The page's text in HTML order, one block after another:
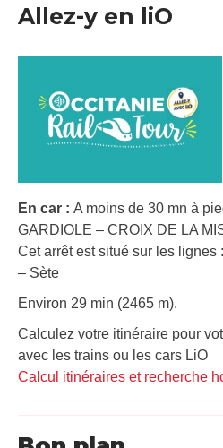
Allez-y en liO
En car : A moins de 30 mn à
GARDIOLE – CROIX DE LA
Cet arrêt est situé sur les lignes
– Sète
Environ 29 min (2465 m).
Calculez votre itinéraire pour
avec les trains ou les cars LiO
Calcul itinéraires et recherche